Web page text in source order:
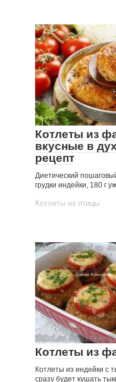
Котлеты из
вкусные в
рецепт
Диетический
грудки индейки, 180 г
Котлеты из птицы
Котлеты из
Котлеты из индейки с
сразу будет кушать